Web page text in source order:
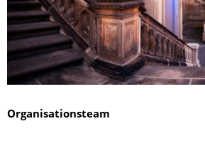
Organisationsteam